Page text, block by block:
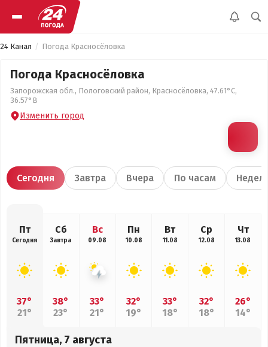
24 Канал Погода Красносёловка
Погода Красносёловка
Запорожская обл., Пологовский район, Красносёловка, 47.61°С,
36.57°В
Изменить город
Сегодня Завтра Вчера По часам
Пт
Сегодня
37°
21°
Сб
Завтра
38°
23°
Вс
09.08
33°
21°
Пн
10.08
32°
19°
Вт
11.08
33°
18°
Ср
12.08
32°
18°
Чт
13.08
26°
14°
Пятница, 7 августа